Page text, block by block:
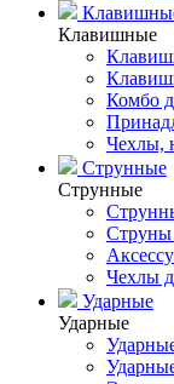
Клавишные
Комбо
Чехлы,
Струнные
Струнные
Струны
Чехлы
Ударные
Ударные